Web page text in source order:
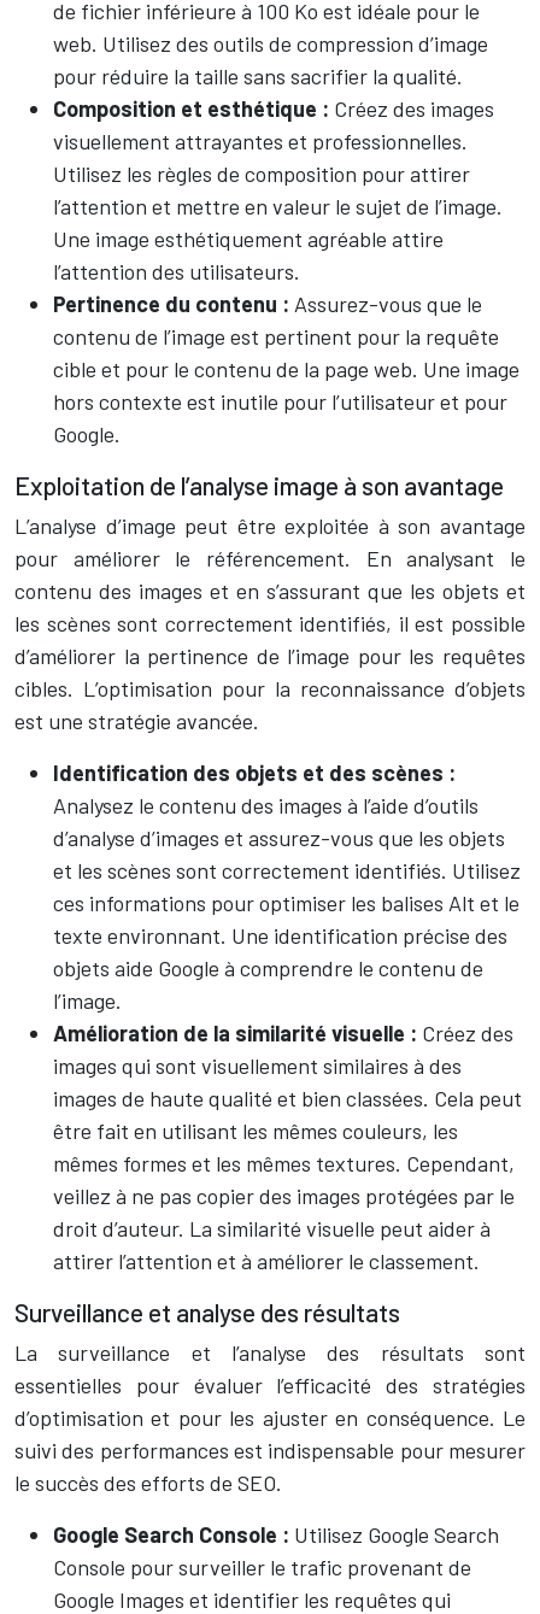
de fichier inférieure à 100 Ko est idéale pour le
web. Utilisez des outils de compression d’image
pour réduire la taille sans sacrifier la qualité.
Composition et esthétique : Créez des images
visuellement attrayantes et professionnelles.
Utilisez les règles de composition pour attirer
l’attention et mettre en valeur le sujet de l’image.
Une image esthétiquement agréable attire
l’attention des utilisateurs.
Pertinence du contenu : Assurez-vous que le
contenu de l’image est pertinent pour la requête
cible et pour le contenu de la page web. Une image
hors contexte est inutile pour l’utilisateur et pour
Google.
Exploitation de l’analyse image à son avantage
L’analyse d’image peut être exploitée à son avantage
pour améliorer le référencement. En analysant le
contenu des images et en s’assurant que les objets et
les scènes sont correctement identifiés, il est possible
d’améliorer la pertinence de l’image pour les requêtes
cibles. L’optimisation pour la reconnaissance d’objets
est une stratégie avancée.
Identification des objets et des scènes :
Analysez le contenu des images à l’aide d’outils
d’analyse d’images et assurez-vous que les objets
et les scènes sont correctement identifiés. Utilisez
ces informations pour optimiser les balises Alt et le
texte environnant. Une identification précise des
objets aide Google à comprendre le contenu de
l’image.
Amélioration de la similarité visuelle : Créez des
images qui sont visuellement similaires à des
images de haute qualité et bien classées. Cela peut
être fait en utilisant les mêmes couleurs, les
mêmes formes et les mêmes textures. Cependant,
veillez à ne pas copier des images protégées par le
droit d’auteur. La similarité visuelle peut aider à
attirer l’attention et à améliorer le classement.
Surveillance et analyse des résultats
La surveillance et l’analyse des résultats sont
essentielles pour évaluer l’efficacité des stratégies
d’optimisation et pour les ajuster en conséquence. Le
suivi des performances est indispensable pour mesurer
le succès des efforts de SEO.
Google Search Console : Utilisez Google Search
Console pour surveiller le trafic provenant de
Google Images et identifier les requêtes qui